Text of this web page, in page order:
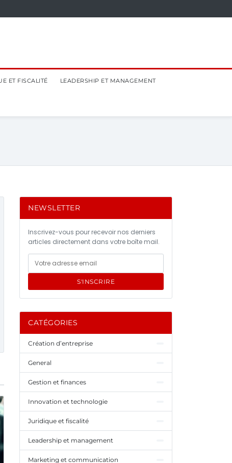
ET FISCALITÉ LEADERSHIP ET MANAGEMENT
NEWSLETTER
Inscrivez-vous pour recevoir nos derniers
articles directement dans votre boîte mail.
S'INSCRIRE
CATÉGORIES
Création d’entreprise
General
Gestion et finances
Innovation et technologie
Juridique et fiscalité
Leadership et management
Marketing et communication